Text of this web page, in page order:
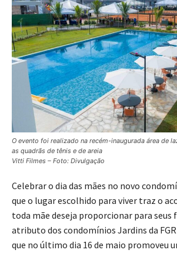
O evento foi realizado na recém-inaugurada área de
as quadrãs de tênis e de areia
Vitti Filmes – Foto: Divulgação
Celebrar o dia das mães no novo
que o lugar escolhido para viver traz o
toda mãe deseja proporcionar para seus
atributo dos condomínios Jardins da
que no último dia 16 de maio promoveu